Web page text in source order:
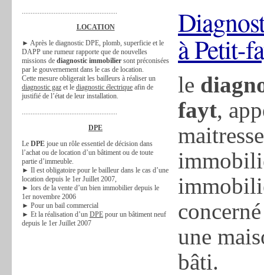
......................................................
LOCATION
► Après le diagnostic DPE, plomb, superficie et le
DAPP une rumeur rapporte que de nouvelles
missions de diagnostic immobilier sont préconisées
par le gouvernement dans le cas de location.
Cette mesure obligerait les bailleurs à réaliser un
diagnostic gaz et le diagnostic électrique afin de
justifié de l’état de leur installation.
......................................................
DPE
Le DPE joue un rôle essentiel de décision dans
l’achat ou de location d’un bâtiment ou de toute
partie d’immeuble.
► Il est obligatoire pour le bailleur dans le cas d’une
location depuis le 1er Juillet 2007,
► lors de la vente d’un bien immobilier depuis le
1er novembre 2006
► Pour un bail commercial
► Et la réalisation d’un DPE pour un bâtiment neuf
depuis le 1er Juillet 2007
à Petit-
le
fayt,
une
bâti.